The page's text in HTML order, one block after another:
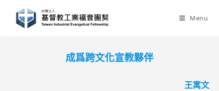
content
Menu
成爲跨文化宣教夥伴
王寓文